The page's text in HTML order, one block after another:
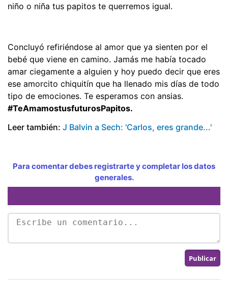
niño o niña tus papitos te querremos igual.
Concluyó refiriéndose al amor que ya sienten por el
bebé que viene en camino. Jamás me había tocado
amar ciegamente a alguien y hoy puedo decir que eres
ese amorcito chiquitín que ha llenado mis días de todo
tipo de emociones. Te esperamos con ansias.
#TeAmamostusfuturosPapitos.
Leer también: J Balvin a Sech: 'Carlos, eres grande...'
Para comentar debes registrarte y completar los datos
generales.